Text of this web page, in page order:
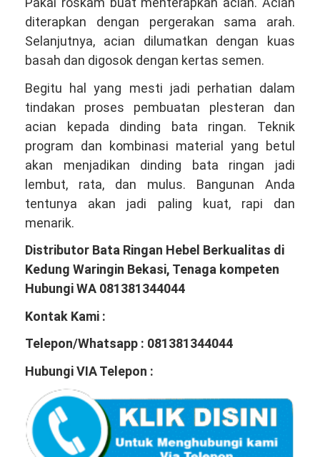
diterapkan dengan pergerakan sama arah.
Selanjutnya, acian dilumatkan dengan kuas
basah dan digosok dengan kertas semen.
Begitu hal yang mesti jadi perhatian dalam
tindakan proses pembuatan plesteran dan
acian kepada dinding bata ringan. Teknik
program dan kombinasi material yang betul
akan menjadikan dinding bata ringan jadi
lembut, rata, dan mulus. Bangunan Anda
tentunya akan jadi paling kuat, rapi dan
menarik.
Distributor Bata Ringan Hebel Berkualitas di
Kedung Waringin Bekasi, Tenaga kompeten
Hubungi WA 081381344044
Kontak Kami :
Telepon/Whatsapp : 081381344044
Hubungi VIA Telepon :